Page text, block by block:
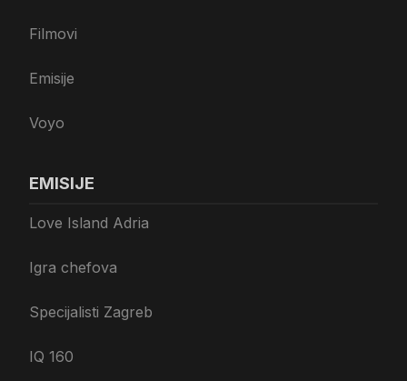
Filmovi
Emisije
Voyo
EMISIJE
Love Island Adria
Igra chefova
Specijalisti Zagreb
IQ 160